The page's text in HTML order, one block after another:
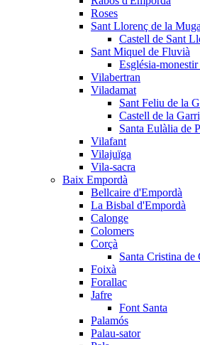
Roses
Sant Llorenç de la Muga
Castell de Sant
Sant Miquel de Fluvià
Església-
Vilabertran
Viladamat
Sant Feliu de la
Castell de la
Santa Eulàlia de
Vilafant
Vilajuïga
Vila-sacra
Baix Empordà
Bellcaire d'Empordà
La Bisbal d'Empordà
Calonge
Colomers
Corçà
Santa Cristina de
Foixà
Forallac
Jafre
Font Santa
Palamós
Palau-sator